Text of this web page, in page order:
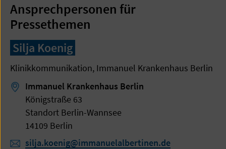
Ansprechpersonen für
Pressethemen
Silja Koenig
Klinikkommunikation, Immanuel Krankenhaus Berlin
Immanuel Krankenhaus Berlin
Königstraße 63
Standort Berlin-Wannsee
14109 Berlin
silja.koenig@immanuelalbertinen.de